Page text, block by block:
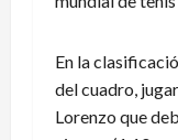
En la
del cuadro,
Lorenzo que